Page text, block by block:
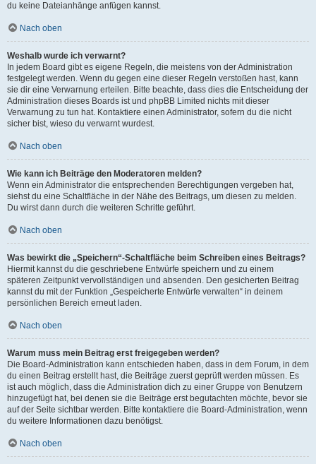
du keine Dateianhänge anfügen kannst.
Nach oben
Weshalb wurde ich verwarnt?
In jedem Board gibt es eigene Regeln, die meistens von der Administration
festgelegt werden. Wenn du gegen eine dieser Regeln verstoßen hast, kann
sie dir eine Verwarnung erteilen. Bitte beachte, dass dies die Entscheidung der
Administration dieses Boards ist und phpBB Limited nichts mit dieser
Verwarnung zu tun hat. Kontaktiere einen Administrator, sofern du die nicht
sicher bist, wieso du verwarnt wurdest.
Nach oben
Wie kann ich Beiträge den Moderatoren melden?
Wenn ein Administrator die entsprechenden Berechtigungen vergeben hat,
siehst du eine Schaltfläche in der Nähe des Beitrags, um diesen zu melden.
Du wirst dann durch die weiteren Schritte geführt.
Nach oben
Was bewirkt die „Speichern“-Schaltfläche beim Schreiben eines Beitrags?
Hiermit kannst du die geschriebene Entwürfe speichern und zu einem
späteren Zeitpunkt vervollständigen und absenden. Den gesicherten Beitrag
kannst du mit der Funktion „Gespeicherte Entwürfe verwalten“ in deinem
persönlichen Bereich erneut laden.
Nach oben
Warum muss mein Beitrag erst freigegeben werden?
Die Board-Administration kann entschieden haben, dass in dem Forum, in dem
du einen Beitrag erstellt hast, die Beiträge zuerst geprüft werden müssen. Es
ist auch möglich, dass die Administration dich zu einer Gruppe von Benutzern
hinzugefügt hat, bei denen sie die Beiträge erst begutachten möchte, bevor sie
auf der Seite sichtbar werden. Bitte kontaktiere die Board-Administration, wenn
du weitere Informationen dazu benötigst.
Nach oben